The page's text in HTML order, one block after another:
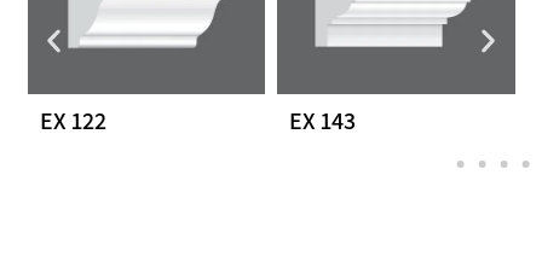
EX 143
EX 122